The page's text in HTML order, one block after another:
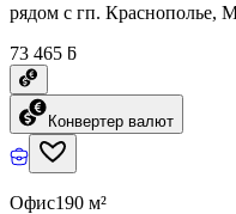
рядом с гп. Краснополье,
73 465 ƃ
Конвертер валют
Офис190 м²